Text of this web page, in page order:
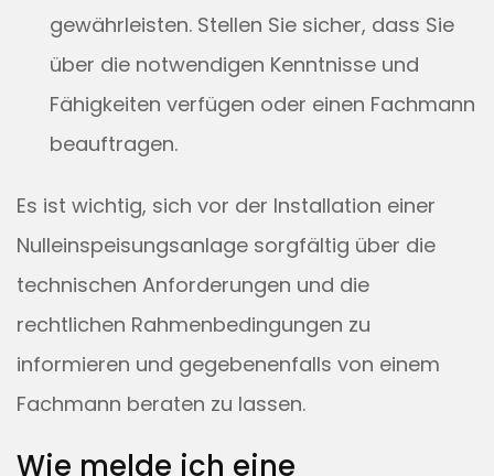
gewährleisten. Stellen Sie sicher, dass Sie
über die notwendigen Kenntnisse und
Fähigkeiten verfügen oder einen Fachmann
beauftragen.
Es ist wichtig, sich vor der Installation einer
Nulleinspeisungsanlage sorgfältig über die
technischen Anforderungen und die
rechtlichen Rahmenbedingungen zu
informieren und gegebenenfalls von einem
Fachmann beraten zu lassen.
Wie melde ich eine